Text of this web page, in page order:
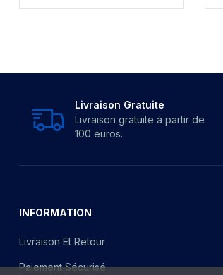
Livraison Gratuite
Livraison gratuite à partir de
100 euros.
INFORMATION
Livraison Et Retour
Paiement Sécurisé